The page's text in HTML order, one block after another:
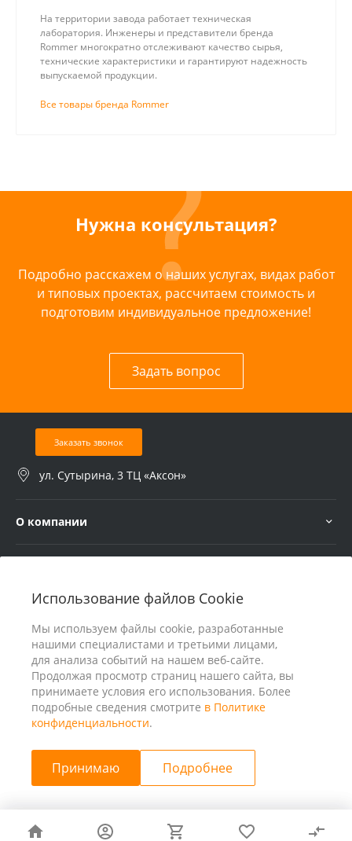
Использование файлов Cookie
Мы используем файлы cookie, разработанные
нашими специалистами и третьими лицами,
для анализа событий на нашем веб-сайте.
Продолжая просмотр страниц нашего сайта, вы
принимаете условия его использования. Более
подробные сведения смотрите в Политике
конфиденциальности.
Принимаю Подробнее
На территории завода работает техническая
лаборатория. Инженеры и представители бренда
Rommer многократно отслеживают качество сырья,
технические характеристики и гарантируют надежность
выпускаемой продукции.
Все товары бренда Rommer
Нужна консультация?
Подробно расскажем о наших услугах, видах работ
и типовых проектах, рассчитаем стоимость и
подготовим индивидуальное предложение!
Задать вопрос
Заказать звонок
ул. Сутырина, 3 ТЦ «Аксон»
О компании
© 2026 ООО «25 Киловатт» ИНН 4401188290, Все права
защищены